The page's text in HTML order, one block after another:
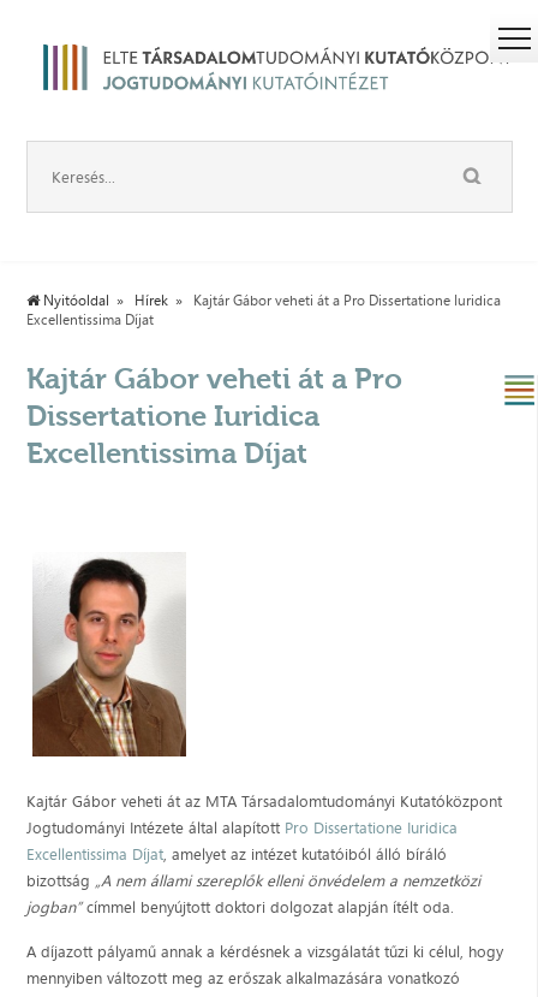
Nyitóoldal Hírek
Kajtár Gábor veheti át a Pro Dissertatione Iuridica
Excellentissima Díjat
Kajtár Gábor veheti át a Pro
Dissertatione Iuridica
Excellentissima Díjat
Kajtár Gábor veheti át az MTA Társadalomtudományi Kutatóközpont
Jogtudományi Intézete által alapított Pro Dissertatione Iuridica
Excellentissima Díjat, amelyet az intézet kutatóiból álló bíráló
bizottság „A nem állami szereplők elleni önvédelem a nemzetközi
jogban”címmel benyújtott doktori dolgozat alapján ítélt oda.
A díjazott pályamű annak a kérdésnek a vizsgálatát tűzi ki célul, hogy
mennyiben változott meg az erőszak alkalmazására vonatkozó